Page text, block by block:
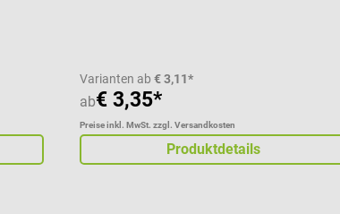
Varianten ab € 3,11*
ab€ 3,35*
Preise inkl. MwSt. zzgl. Versandkosten
Produktdetails